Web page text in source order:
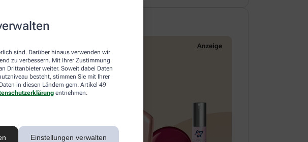
sind. Darüber hinaus verwenden wir
zu verbessern. Mit Ihrer Zustimmung
Drittanbieter weiter. Soweit dabei Daten
besteht, stimmen Sie mit Ihrer
in diesen Ländern gem. Artikel 49
entnehmen.
Einstellungen verwalten